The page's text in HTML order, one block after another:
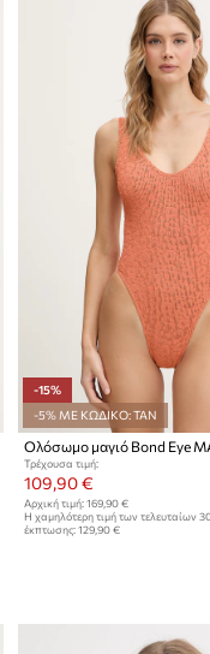
-15%
-5% ΜΕ ΚΩΔΙΚΟ: TAN
Ολόσωμο μαγιό Bond Eye
Τρέχουσα τιμή:
109,90 €
Αρχική τιμή: 169,90 €
Η χαμηλότερη τιμή των τελευταίων
έκπτωσης: 129,90 €